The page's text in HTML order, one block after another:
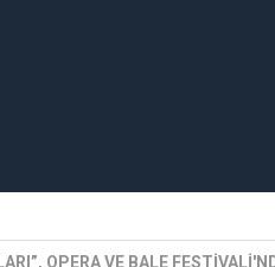
OPERA VE BALE